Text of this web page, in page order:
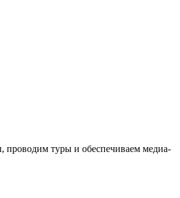
проводим туры и обеспечиваем медиа-